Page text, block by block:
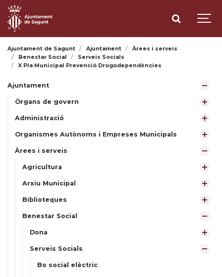
Ajuntament de Sagunt Ajuntament
Àrees i serveis
Benestar Social
Serveis Socials
X Pla Municipal Prevenció Drogodependències
Ajuntament
Òrgans de govern
Administració
Organismes Autònoms i Empreses Municipals
Àrees i serveis
Agricultura
Arxiu Municipal
Biblioteques
Benestar Social
Dona
Serveis Socials
Bo social elèctric